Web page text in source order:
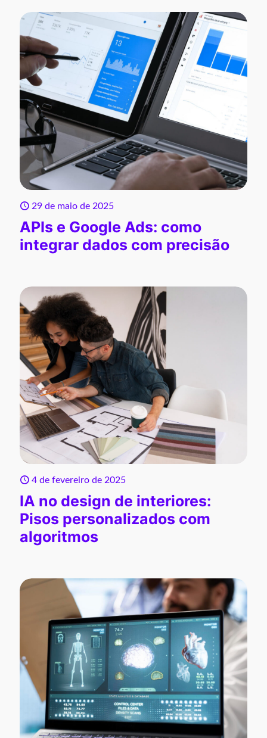
29 de maio de 2025
APIs e Google Ads: como
integrar dados com precisão
4 de fevereiro de 2025
IA no design de interiores:
Pisos personalizados com
algoritmos